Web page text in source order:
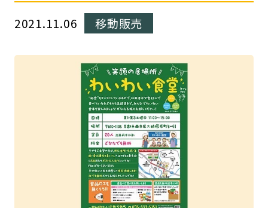
2021.11.06 移動販売